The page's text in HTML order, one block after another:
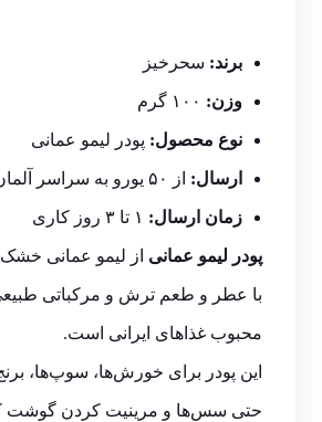
برند: سحرخیز
وزن:
نوع محصول: پودر لیمو عمانی
ارسال: از ۵۰ یورو به سراسر آلمان رایگان
زمان ارسال:
پودر لیمو عمانی از لیمو عمانی
با عطر و طعم ترش و مرکباتی
محبوب غذاهای ایرانی است.
این پودر برای خورش‌ها، سوپ‌ها،
حتی سس‌ها و مرینیت کردن گوشت